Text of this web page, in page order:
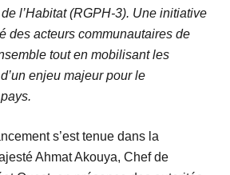
l’Habitat (RGPH-3). Une initiative
des acteurs communautaires de
tout en mobilisant les
enjeu majeur pour le
s’est tenue dans la
Ahmat Akouya, Chef de